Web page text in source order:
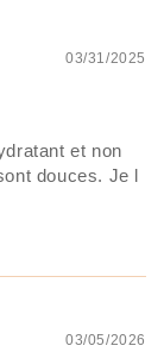
03/31/2025
et non
douces. Je l
03/05/2026